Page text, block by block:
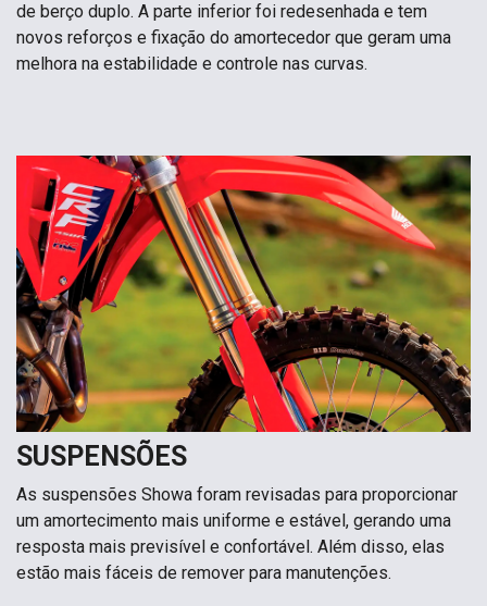
de berço duplo. A parte inferior foi redesenhada e tem
novos reforços e fixação do amortecedor que geram uma
melhora na estabilidade e controle nas curvas.
SUSPENSÕES
As suspensões Showa foram revisadas para proporcionar
um amortecimento mais uniforme e estável, gerando uma
resposta mais previsível e confortável. Além disso, elas
estão mais fáceis de remover para manutenções.